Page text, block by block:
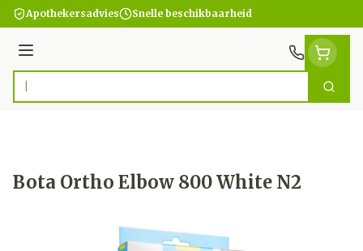
Ga naar de inhoud
Apothekersadvies Snelle beschikbaarheid
Menu
Product, merk, categorie... Zoek
Bota Ortho Elbow 800 White N2